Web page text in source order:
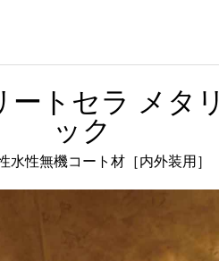
ートセラ メタリ
ック
水性無機コート材［内外装用］